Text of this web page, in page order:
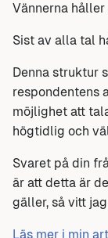
Vännerna
Sist av alla tal
Denna struktur
respondentens
möjlighet att
högtidlig och
Svaret på din
är att detta är
gäller, så vitt
Läs mer i min